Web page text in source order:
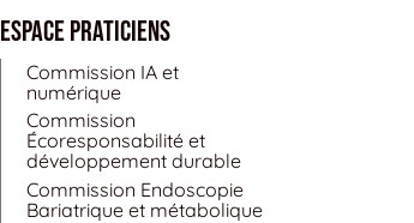
Espace Praticiens
Commission IA et
numérique
Commission
Écoresponsabilité et
développement durable
Commission Endoscopie
Bariatrique et métabolique